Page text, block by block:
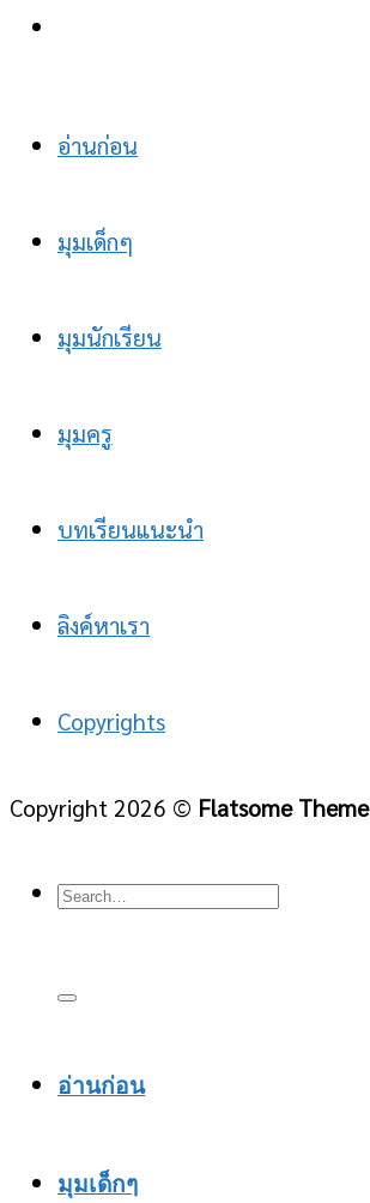
อ่านก่อน
มุมเด็กๆ
มุมนักเรียน
มุมครู
บทเรียนแนะนำ
ลิงค์หาเรา
Copyrights
Copyright 2026 © Flatsome Theme
อ่านก่อน
มุมเด็กๆ